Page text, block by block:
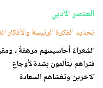
العنصر الأدبي
تحديد الفكرة الرئيسة والأفكار
الشعراءُ أحاسيسهم مرهفةُ ،
فتراهم يتألمون بشدة لأوجاع
الآخرين وتغشاهم السعادة